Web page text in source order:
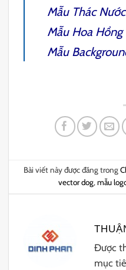
Mẫu Thác
Mẫu Hoa Hồng
Mẫu
Bài viết này được đăng trong
vector dog,mẫu
Được
mục